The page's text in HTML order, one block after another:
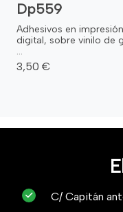
Dp559
Adhesivos en impresión
digital, sobre vinilo de
...
3,50 €
C/ Capitán